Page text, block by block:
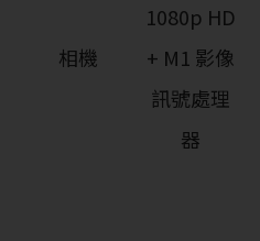
相機
1080p HD
+ M1 影像
訊號處理
器